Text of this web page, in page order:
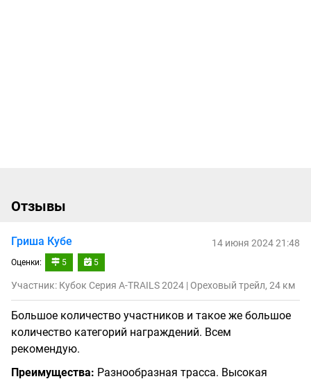
Отзывы
Гриша Кубе
Оценки: 5 5
14 июня 2024 21:48
Участник: Кубок Серия A-TRAILS 2024 | Ореховый трейл, 24 км
Большое количество участников и такое же большое
количество категорий награждений. Всем
рекомендую.
Преимущества: Разнообразная трасса. Высокая